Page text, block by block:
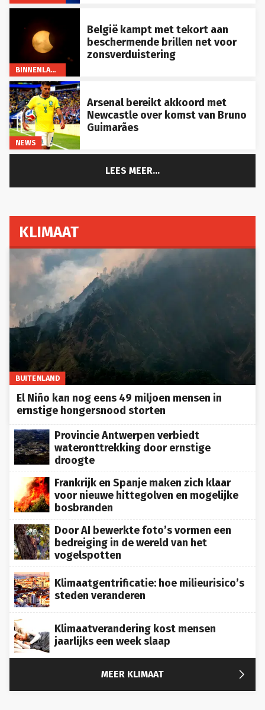
BINNENLAND
België kampt met tekort aan
beschermende brillen net voor
zonsverduistering
NEWS
Arsenal bereikt akkoord met
Newcastle over komst van Bruno
Guimarães
LEES MEER...
KLIMAAT
BUITENLAND
El Niño kan nog eens 49 miljoen mensen in
ernstige hongersnood storten
Provincie Antwerpen verbiedt
wateronttrekking door ernstige
droogte
Frankrijk en Spanje maken zich klaar
voor nieuwe hittegolven en mogelijke
bosbranden
Door AI bewerkte foto’s vormen een
bedreiging in de wereld van het
vogelspotten
Klimaatgentrificatie: hoe milieurisico’s
steden veranderen
Klimaatverandering kost mensen
jaarlijks een week slaap
MEER KLIMAAT 